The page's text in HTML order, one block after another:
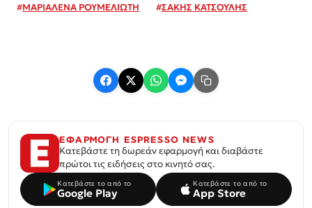
#ΜΑΡΙΑΛΕΝΑ ΡΟΥΜΕΛΙΩΤΗ #ΣΑΚΗΣ ΚΑΤΣΟΥΛΗΣ
ΕΦΑΡΜΟΓΗ ESPRESSO NEWS
Κατεβάστε τη δωρεάν εφαρμογή και διαβάστε
πρώτοι τις ειδήσεις στο κινητό σας.
Κατεβάστε το από το
Google Play
Κατεβάστε το από το
App Store